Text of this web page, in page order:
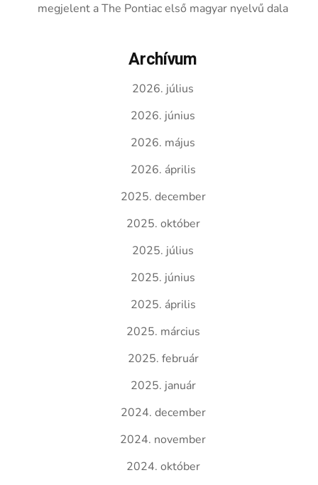
megjelent a The Pontiac első magyar nyelvű dala
Archívum
2026. július
2026. június
2026. május
2026. április
2025. december
2025. október
2025. július
2025. június
2025. április
2025. március
2025. február
2025. január
2024. december
2024. november
2024. október